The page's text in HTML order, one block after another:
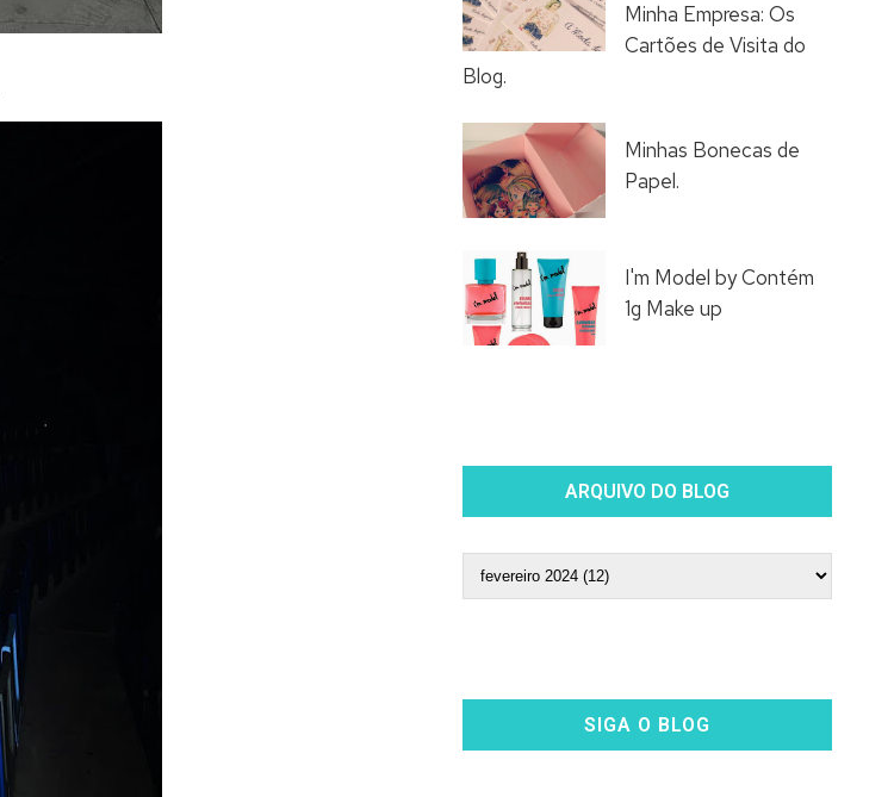
Minha Empresa: Os
Cartões de Visita do
Blog.
Minhas Bonecas de
Papel.
I'm Model by Contém
1g Make up
ARQUIVO DO BLOG
SIGA O BLOG